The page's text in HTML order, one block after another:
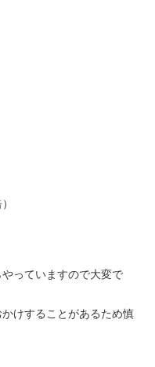
っていますので大変で
けすることがあるため慎